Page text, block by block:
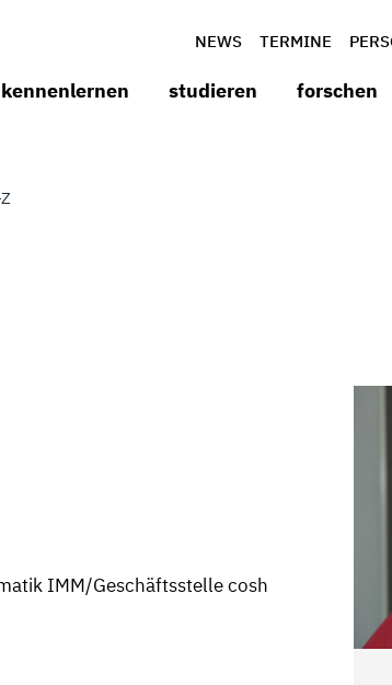
NEWS TERMINE
kennenlernen studieren forschen
IMM/Geschäftsstelle cosh